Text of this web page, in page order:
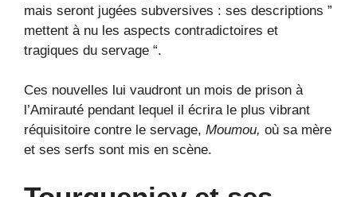
mais seront jugées subversives : ses descriptions ”
mettent à nu les aspects contradictoires et
tragiques du servage “.
Ces nouvelles lui vaudront un mois de prison à
l’Amirauté pendant lequel il écrira le plus vibrant
réquisitoire contre le servage, Moumou, où sa mère
et ses serfs sont mis en scène.